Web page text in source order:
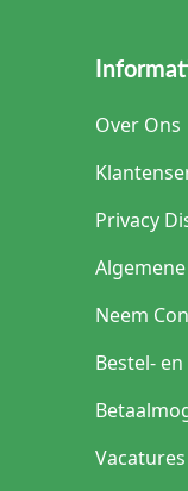
Over Ons
Privacy
Neem
Bestel-
Vacatures